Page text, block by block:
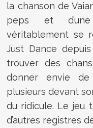
la chanson de
peps et
véritablement se
Just Dance
trouver des
donner envie
plusieurs devant
du ridicule. Le jeu
d’autres registres